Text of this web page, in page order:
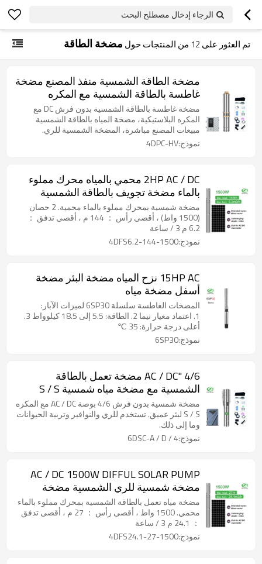
الرجاء إدخال مصطلح البحث
تم العثور على 12 من المنتجات حول مضخة الطاقة
مضخة الطاقة الشمسية منفذ المصنع مضخة
غاطسة بالطاقة الشمسية مع المكره
البلاستيكية 4 بوصة مضخة تعمل بالطاقة
الشمسية للري
مضخة غاطسة بالطاقة الشمسية بدون فرش DC مع
المكره البلاستيكية، مضخة المياه بالطاقة الشمسية
مبيعات المصنع مباشرة، المضخة الشمسية للري.
نموذج:4DPC-HV
2HP AC / DC محمي بالمياه محرك مملوء
بالماء مضخة تجويف بالطاقة الشمسية
مضخة مياه تعمل بالطاقة الشمسية مع
مضخة غاطسة من الفولاذ المقاوم للصدأ
للبيع
مضخة شمسية بمحرك مملوء بالماء محمية. 2 حصان
(1500 واط) ، أقصى رأس ： 144 م ، أقصى تدفق ：
6.2 م 3 / ساعة
نموذج:4DFS6.2-144-1500
15HP AC نزح المياه مضخة البئر مضخة
أسفل مضخة مياه
المضخات الغاطسة سلسلة 6SP30 لميزات الآبار:
1. اعتماد معيار نيما 2. الطاقة: 5.5 إلى 18.5 كيلوواط 3.
أعلى درجة حرارة: 35 ℃
نموذج:6SP30
4/6 "AC / DC مضخة تعمل بالطاقة
الشمسية مع مضخة مياه شمسية S / S
المكره للري مبيعات المصنع مباشرةمضخة شمسية بدون فرش 4/6 بوصة AC / DC مع المكره
S / S لبئر عميق. تستخدم للري والنوافير وتربية الحيوانات
وما إلى ذلك.
نموذج:4 / 6DSC-A / D
AC / DC 1500W DIFFUL SOLAR PUMP
مضخة شمسية للري الشمسية مضخة
غاطسة سعر مضخة الآبار العميقة الشمسية
للبيع
مضخة مياه تعمل بالطاقة الشمسية بمحرك مملوء بالماء
محمي. 1500 واط ، أقصى رأس ： 27 م ، أقصى تدفق
： 24.1 م 3 / ساعة
نموذج:4DFS24.1-27-1500